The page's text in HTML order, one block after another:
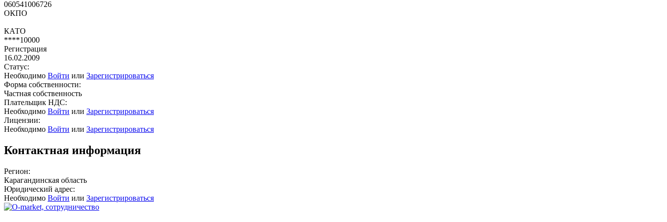
060541006726
ОКПО
КАТО
****10000
Регистрация
16.02.2009
Статус:
Необходимо Войти или Зарегистрироваться
Форма собственности:
Частная собственность
Плательщик НДС:
Необходимо Войти или Зарегистрироваться
Лицензии:
Необходимо Войти или Зарегистрироваться
Контактная информация
Регион:
Карагандинская область
Юридический адрес:
Необходимо Войти или Зарегистрироваться